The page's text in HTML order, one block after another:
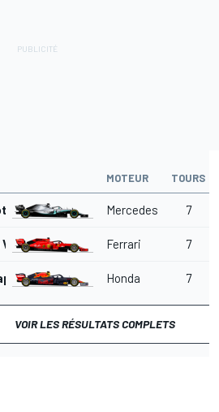
MOTEUR TOURS
Mercedes 7
Vettel Ferrari 7
Honda 7
VOIR LES RÉSULTATS COMPLETS